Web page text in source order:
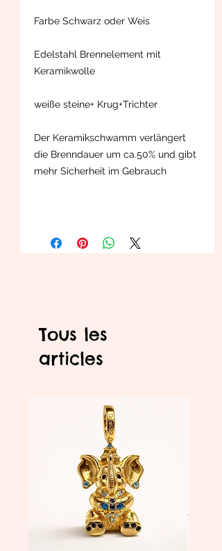
Farbe Schwarz oder Weis
Edelstahl Brennelement mit
Keramikwolle
weiße steine+ Krug+Trichter
Der Keramikschwamm verlängert
die Brenndauer um ca.50% und gibt
mehr Sicherheit im Gebrauch
Tous les
articles